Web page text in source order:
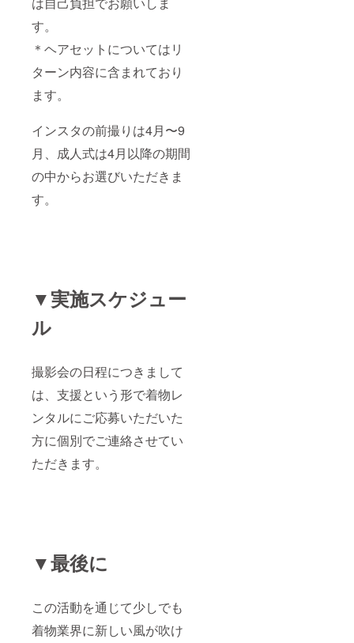
す。
＊ヘアセットについてはリ
ターン内容に含まれており
ます。
インスタの前撮りは4月〜9
月、成人式は4月以降の期間
の中からお選びいただきま
す。
▼実施スケジュー
ル
撮影会の日程につきまして
は、支援という形で着物レ
ンタルにご応募いただいた
方に個別でご連絡させてい
ただきます。
▼最後に
この活動を通じて少しでも
着物業界に新しい風が吹け